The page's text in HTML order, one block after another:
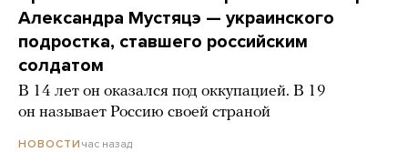
Александра Мустяцэ — украинского
подростка, ставшего российским
солдатом
В 14 лет он оказался под оккупацией. В 19
он называет Россию своей страной
НОВОСТИ час назад